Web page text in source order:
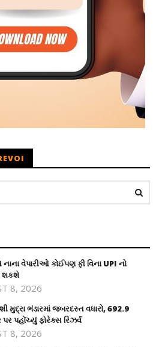
વેપારીઓ કોઈપણ ફી વિના UPI નો
શકશે
8, 2026
મુદ્રા ભંડારમાં જબરદસ્ત વધારો, 692.9
પહોંચ્યું ફોરેક્સ રિઝર્વ
8, 2026